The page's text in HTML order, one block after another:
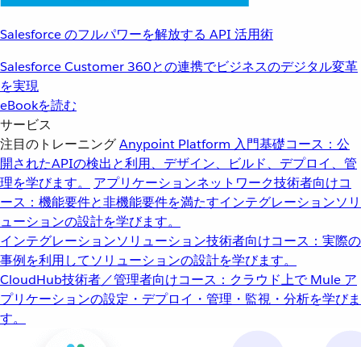
Salesforce のフルパワーを解放する API 活用術
Salesforce Customer 360との連携でビジネスのデジタル変革
を実現
eBookを読む
サービス
注目のトレーニングAnypoint Platform 入門基礎コース：公
開されたAPIの検出と利用、デザイン、ビルド、デプロイ、管
理を学びます。
アプリケーションネットワーク技術者向けコ
ース：機能要件と非機能要件を満たすインテグレーションソリ
ューションの設計を学びます。
インテグレーションソリューション技術者向けコース：実際の
事例を利用してソリューションの設計を学びます。
CloudHub技術者／管理者向けコース：クラウド上で Mule ア
プリケーションの設定・デプロイ・管理・監視・分析を学びま
す。